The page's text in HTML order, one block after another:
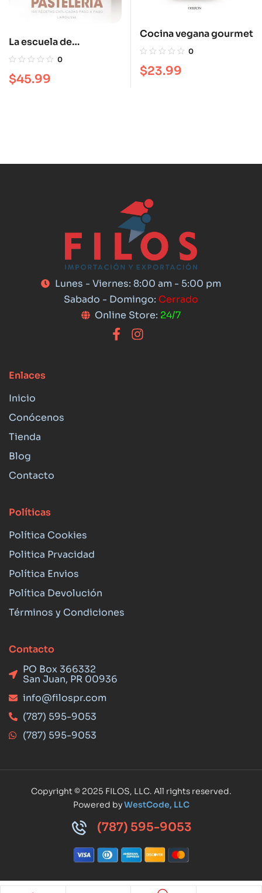
La escuela de
pastelería. Le Cordon
0
$45.99
Cocina vegana gourmet
0
$23.99
Lunes - Viernes: 8:00 am - 5:00 pm
Sabado - Domingo: Cerrado
Online Store: 24/7
Enlaces
Inicio
Conócenos
Tienda
Blog
Contacto
Políticas
Política Cookies
Politica Prvacidad
Política Envios
Política Devolución
Términos y Condiciones
Contacto
PO Box 366332
San Juan, PR 00936
info@filospr.com
(787) 595-9053
(787) 595-9053
Copyright © 2025 FILOS, LLC. All rights reserved.
Powered byWestCode, LLC
(787) 595-9053